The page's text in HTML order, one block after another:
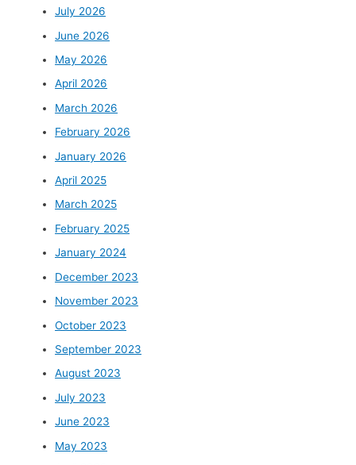
July 2026
June 2026
May 2026
April 2026
March 2026
February 2026
January 2026
April 2025
March 2025
February 2025
January 2024
December 2023
November 2023
October 2023
September 2023
August 2023
July 2023
June 2023
May 2023